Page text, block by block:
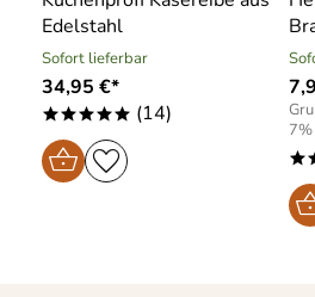
schnittfest
stapelbar
Edelstahl
Sofort lieferbar
34,95 €*
***** (14)